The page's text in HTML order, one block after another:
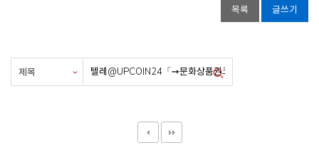
목록 글쓰기